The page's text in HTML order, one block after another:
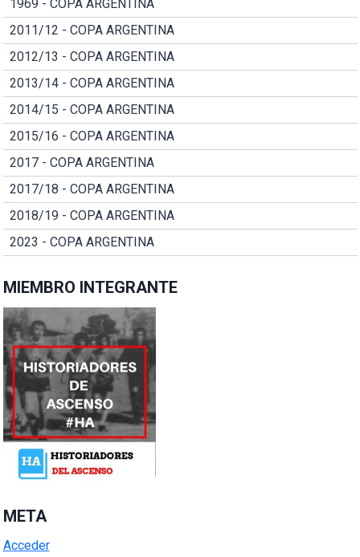
1969 - COPA ARGENTINA
2011/12 - COPA ARGENTINA
2012/13 - COPA ARGENTINA
2013/14 - COPA ARGENTINA
2014/15 - COPA ARGENTINA
2015/16 - COPA ARGENTINA
2017 - COPA ARGENTINA
2017/18 - COPA ARGENTINA
2018/19 - COPA ARGENTINA
2023 - COPA ARGENTINA
MIEMBRO INTEGRANTE
META
Acceder